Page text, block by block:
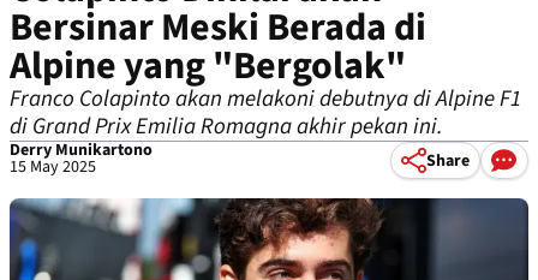
Bersinar Meski Berada di
Alpine yang "Bergolak"
Franco Colapinto akan melakoni debutnya di Alpine F1
di Grand Prix Emilia Romagna akhir pekan ini.
Derry Munikartono
15 May 2025 Share